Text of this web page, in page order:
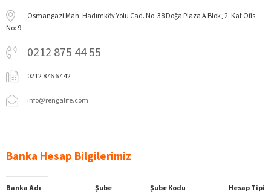
Osmangazi Mah. Hadımköy Yolu Cad. No: 38 Doğa Plaza A Blok, 2. Kat Ofis
No: 9
0212 875 44 55
0212 876 67 42
info@rengalife.com
Banka Hesap Bilgilerimiz
Banka Adı
Şube
Şube Kodu
Hesap Tipi